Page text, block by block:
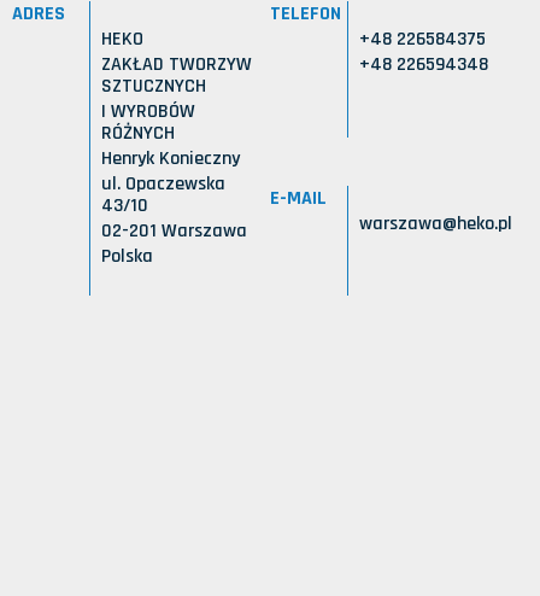
ADRES
HEKO
ZAKŁAD TWORZYW
SZTUCZNYCH
I WYROBÓW
RÓŻNYCH
Henryk Konieczny
ul. Opaczewska
43/10
02-201 Warszawa
Polska
TELEFON
+48 226584375
+48 226594348
E-MAIL
warszawa@heko.pl